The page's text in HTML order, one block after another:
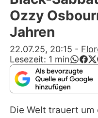
Alle
App
Ozzy
Jahren
22.07.25, 20:15 -
Lesezeit: 1 min
Die Welt trauert um